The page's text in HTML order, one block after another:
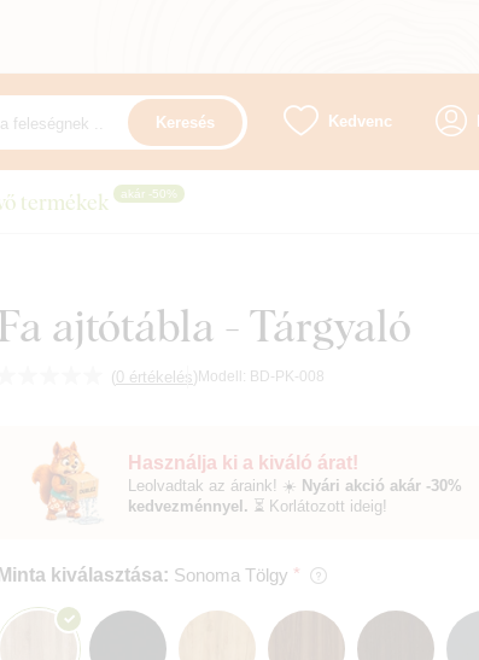
Keresés Kedvenc
termékek akár -50%
ajtótábla - Tárgyaló
(0 értékelés) Modell: BD-PK-008
Használja ki a kiváló árat!
Leolvadtak az áraink! ☀️ Nyári akció akár -30%
kedvezménnyel. ⏳ Korlátozott ideig!
Minta kiválasztása: Sonoma Tölgy